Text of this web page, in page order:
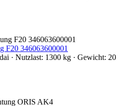
F20 346063600001
· Nutzlast: 1300 kg · Gewicht: 20